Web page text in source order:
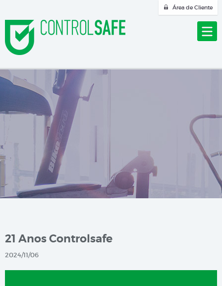
Área de Cliente
21 Anos Controlsafe
2024/11/06